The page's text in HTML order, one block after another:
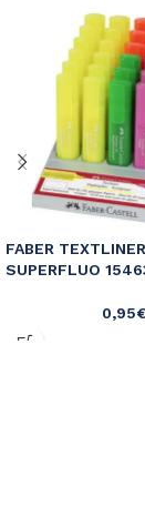
FABER TEXTLINER
SUPERFLUO
0,95